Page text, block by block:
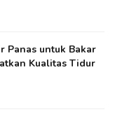
Panas untuk Bakar
Kualitas Tidur